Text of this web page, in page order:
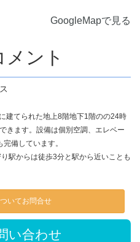
GoogleMapで見る
ント
建てられた地上8階地下1階のの24時
きます。設備は個別空調、エレベー
備しています。
駅からは徒歩3分と駅から近いことも
いてお問合せ
い合わせ